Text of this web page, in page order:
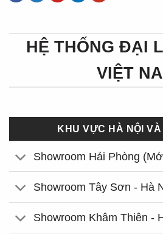
HỆ THỐNG ĐẠI
VIỆT
KHU VỰC HÀ NỘI
Showroom Hải Phòng
Showroom Tây Sơn - Hà
Showroom Khâm Thiên -